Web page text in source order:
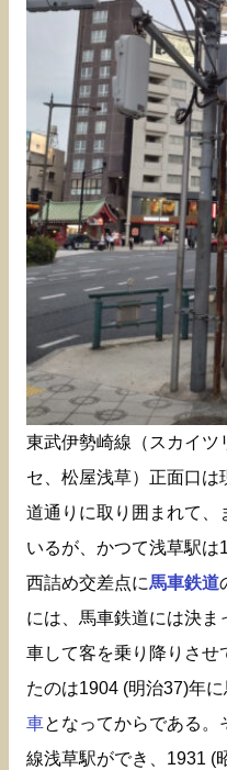
東武伊勢崎線（スカイツ
セ、松屋浅草）正面口
道通りに取り囲まれて、
いるが、かつて浅草駅は
西詰め交差点に馬車鉄道
には、馬車鉄道には決
車して客を乗り降りさせ
たのは1904 (明治37)年
車となってからである。
線浅草駅ができ、1931 (